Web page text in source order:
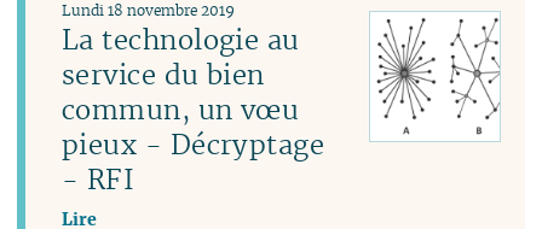
La technologie au
service du bien
commun, un vœu
pieux - Décryptage
- RFI
Lundi 18 novembre 2019
Lire